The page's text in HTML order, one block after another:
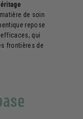
de soin
repose
qui
frontières de